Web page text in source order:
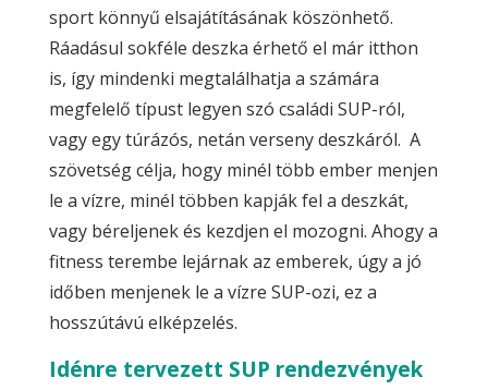
sport könnyű elsajátításának köszönhető.
Ráadásul sokféle deszka érhető el már itthon
is, így mindenki megtalálhatja a számára
megfelelő típust legyen szó családi SUP-ról,
vagy egy túrázós, netán verseny deszkáról. A
szövetség célja, hogy minél több ember menjen
le a vízre, minél többen kapják fel a deszkát,
vagy béreljenek és kezdjen el mozogni. Ahogy a
fitness terembe lejárnak az emberek, úgy a jó
időben menjenek le a vízre SUP-ozi, ez a
hosszútávú elképzelés.
Idénre tervezett SUP rendezvények